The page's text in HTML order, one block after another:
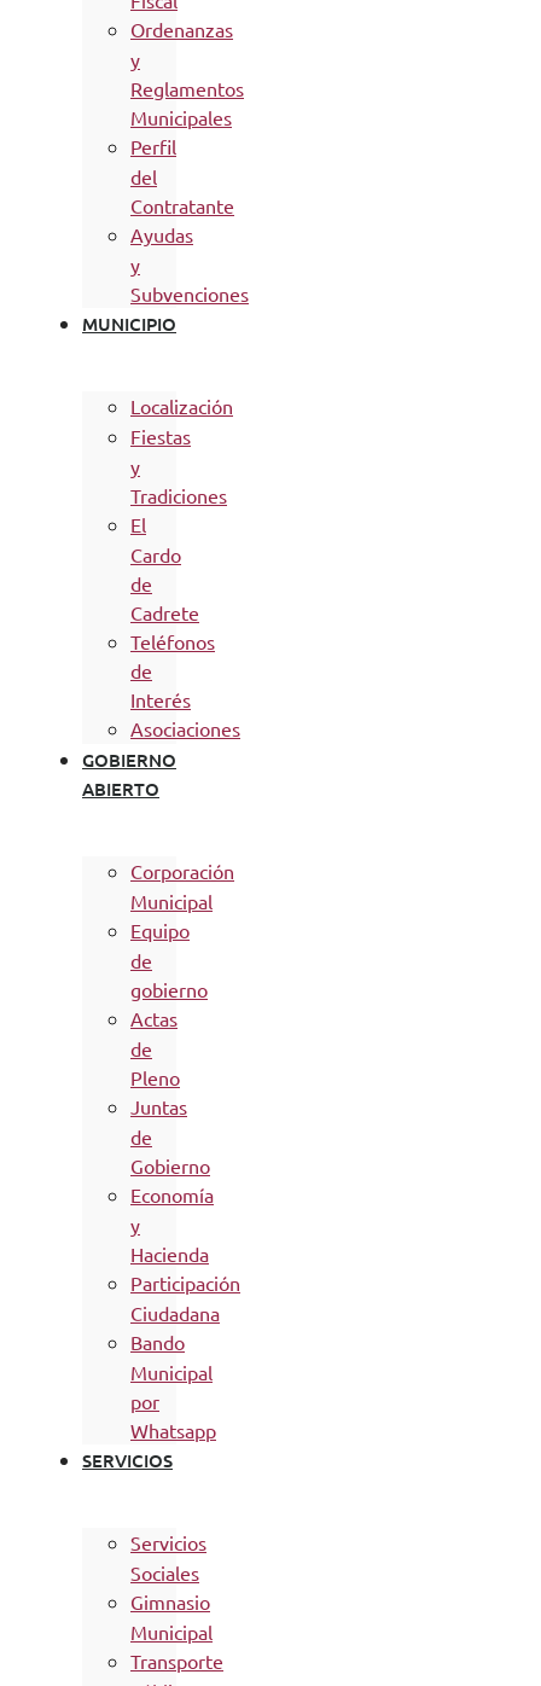
Ordenanzas
y
Reglamentos
Municipales
Perfil
del
Contratante
Ayudas
y
Subvenciones
MUNICIPIO
Localización
Fiestas
y
Tradiciones
El
Cardo
de
Cadrete
Teléfonos
de
Interés
Asociaciones
GOBIERNO
ABIERTO
Corporación
Municipal
Equipo
de
gobierno
Actas
de
Pleno
Juntas
de
Gobierno
Economía
y
Hacienda
Participación
Ciudadana
Bando
Municipal
por
Whatsapp
SERVICIOS
Servicios
Sociales
Gimnasio
Municipal
Transporte